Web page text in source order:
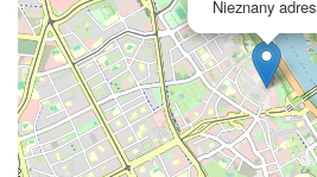
Nieznany adres